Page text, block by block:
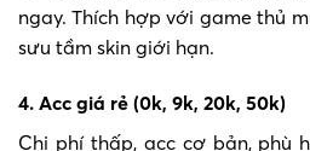
ngay. Thích hợp với game thủ
sưu tầm skin giới hạn.
4. Acc giá rẻ (0k, 9k, 20k, 50k)
Chi phí thấp, acc cơ bản, phù